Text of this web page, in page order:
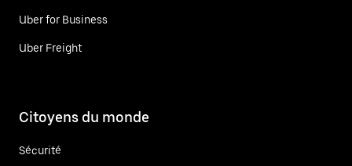
Uber for Business
Uber Freight
Citoyens du monde
Sécurité